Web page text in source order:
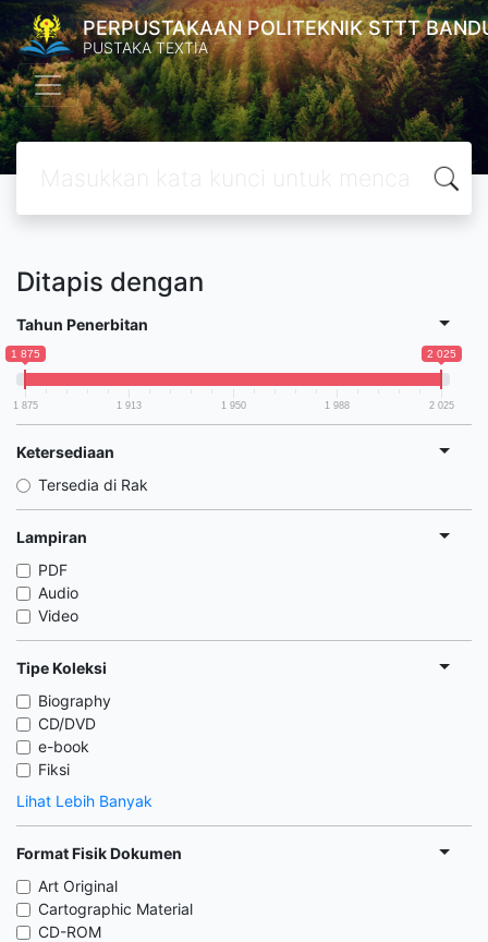
PERPUSTAKAAN POLITEKNIK STTT
PUSTAKA TEXTIA
Ditapis dengan
Tahun Penerbitan
1 875 2 025
1 875 1 913 1 950 1 988 2 025
Ketersediaan
Tersedia di Rak
Lampiran
PDF
Audio
Video
Tipe Koleksi
Biography
CD/DVD
e-book
Fiksi
Lihat Lebih Banyak
Format Fisik Dokumen
Art Original
Cartographic Material
CD-ROM